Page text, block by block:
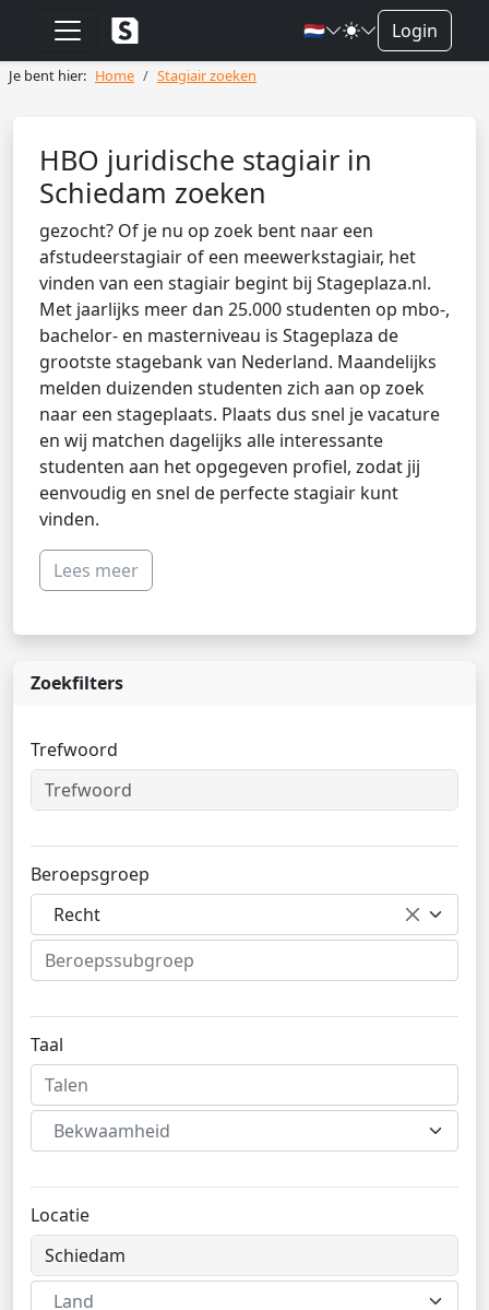
🇳🇱 Login
Je bent hier: Home Stagiair zoeken
HBO juridische stagiair in
Schiedam zoeken
gezocht? Of je nu op zoek bent naar een
afstudeerstagiair of een meewerkstagiair, het
vinden van een stagiair begint bij Stageplaza.nl.
Met jaarlijks meer dan 25.000 studenten op mbo-,
bachelor- en masterniveau is Stageplaza de
grootste stagebank van Nederland. Maandelijks
melden duizenden studenten zich aan op zoek
naar een stageplaats. Plaats dus snel je vacature
en wij matchen dagelijks alle interessante
studenten aan het opgegeven profiel, zodat jij
eenvoudig en snel de perfecte stagiair kunt
vinden.
Lees meer
Zoekfilters
Trefwoord
Beroepsgroep
Recht
Taal
Bekwaamheid
Locatie
Land